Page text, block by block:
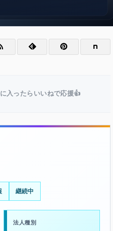
入ったらいいねで応援👍
継続中
法人種別